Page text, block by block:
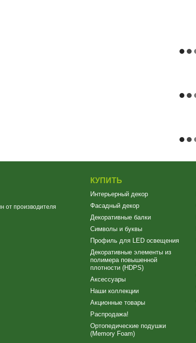
от производителя
КУПИТЬ
Интерьерный декор
Фасадный декор
Декоративные балки
Символы и буквы
Профиль для LED освещения
Декоративные элементы из
полимера повышенной
плотности (HDPS)
Аксессуары
Наши коллекции
Акционные товары
Распродажа!
Ортопедические подушки
(Memory Foam)